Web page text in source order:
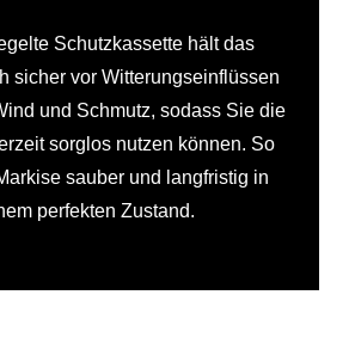
Schutzkassette hält das
sicher vor Witterungseinflüssen
und Schmutz, sodass Sie die
sorglos nutzen können. So
sauber und langfristig in
perfekten Zustand.